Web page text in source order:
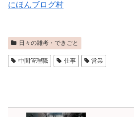
にほんブログ村
日々の雑考・できごと
中間管理職 仕事 営業